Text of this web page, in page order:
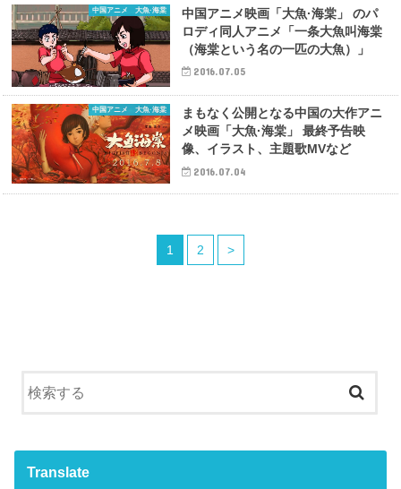
中国アニメ 大魚·海棠
中国アニメ映画「大魚·海棠」 のパ
ロディ同人アニメ「一条大魚叫海棠
（海棠という名の一匹の大魚）」
2016.07.05
中国アニメ 大魚·海棠
まもなく公開となる中国の大作アニ
メ映画「大魚·海棠」 最終予告映
像、イラスト、主題歌MVなど
2016.07.04
1 2 >
Translate